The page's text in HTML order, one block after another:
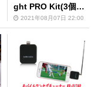
ght PRO Kit(3個入
り)」
2021年08月07日 22:00